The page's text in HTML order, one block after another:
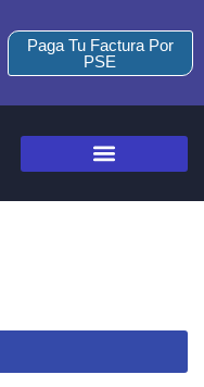
Paga Tu Factura Por
PSE